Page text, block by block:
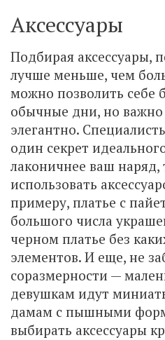
Аксессуары
Подбирая аксессуары,
лучше меньше, чем
можно позволить себе
обычные дни, но важно
элегантно.
один секрет
лаконичнее ваш
использовать
примеру, платье с
большого числа
черном платье без
элементов. И еще, не
соразмерности —
девушкам идут
дамам с пышными
выбирать аксессуары